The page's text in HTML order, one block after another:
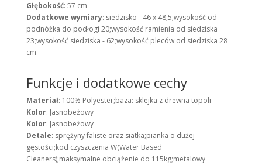
Głębokość: 57 cm
Dodatkowe wymiary: siedzisko - 46 x 48,5;wysokość od
podnóżka do podłogi 20;wysokość ramienia od siedziska
23;wysokość siedziska - 62;wysokość pleców od siedziska 28
cm
Funkcje i dodatkowe cechy
Materiał: 100% Polyester;baza: sklejka z drewna topoli
Kolor: Jasnobeżowy
Kolor: Jasnobeżowy
Detale: sprężyny faliste oraz siatka;pianka o dużej
gęstości;kod czyszczenia W(Water Based
Cleaners);maksymalne obciążenie do 115kg;metalowy